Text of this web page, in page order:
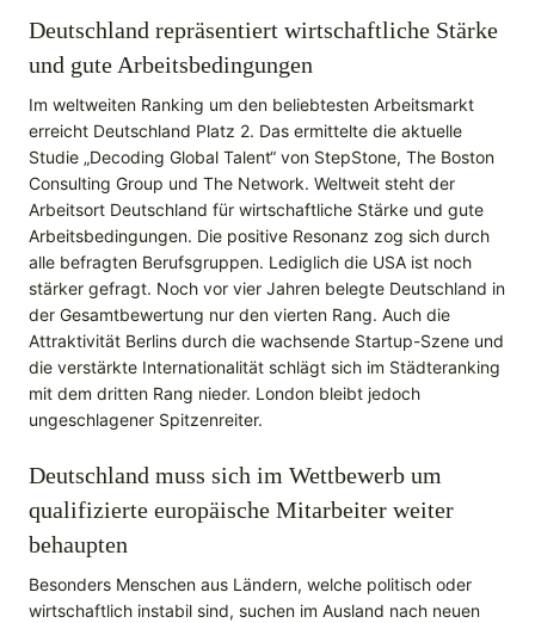
Deutschland repräsentiert wirtschaftliche Stärke
und gute Arbeitsbedingungen
Im weltweiten Ranking um den beliebtesten Arbeitsmarkt
erreicht Deutschland Platz 2. Das ermittelte die aktuelle
Studie „Decoding Global Talent“ von StepStone, The Boston
Consulting Group und The Network. Weltweit steht der
Arbeitsort Deutschland für wirtschaftliche Stärke und gute
Arbeitsbedingungen. Die positive Resonanz zog sich durch
alle befragten Berufsgruppen. Lediglich die USA ist noch
stärker gefragt. Noch vor vier Jahren belegte Deutschland in
der Gesamtbewertung nur den vierten Rang. Auch die
Attraktivität Berlins durch die wachsende Startup-Szene und
die verstärkte Internationalität schlägt sich im Städteranking
mit dem dritten Rang nieder. London bleibt jedoch
ungeschlagener Spitzenreiter.
Deutschland muss sich im Wettbewerb um
qualifizierte europäische Mitarbeiter weiter
behaupten
Besonders Menschen aus Ländern, welche politisch oder
wirtschaftlich instabil sind, suchen im Ausland nach neuen